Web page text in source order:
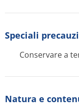
Speciali
Conservare a
Natura e